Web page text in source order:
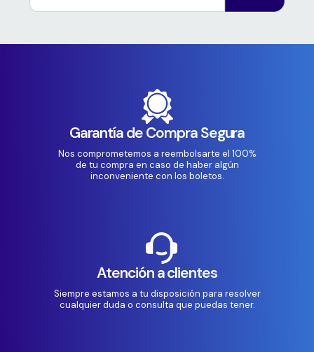
Garantía de Compra Segura
Nos comprometemos a reembolsarte el 100%
de tu compra en caso de haber algún
inconveniente con los boletos.
Atención a clientes
Siempre estamos a tu disposición para resolver
cualquier duda o consulta que puedas tener.